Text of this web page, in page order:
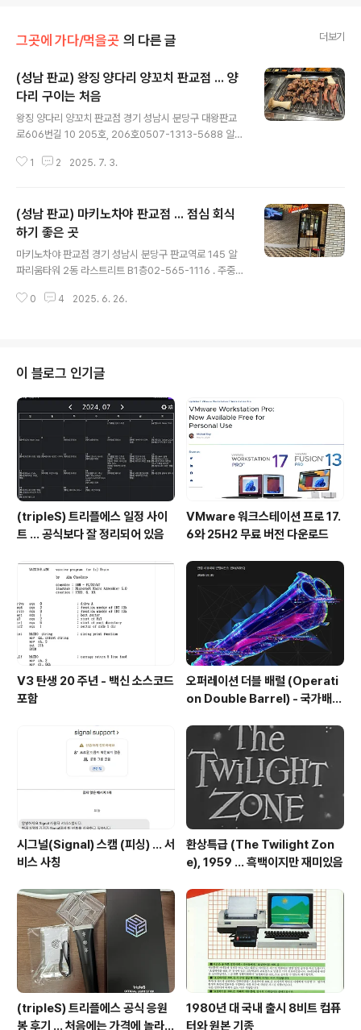
그곳에 가다/먹을곳 의 다른 글 더보기
(성남 판교) 왕징 양다리 양꼬치 판교점 ... 양
다리 구이는 처음
왕징 양다리 양꼬치 판교점 경기 성남시 분당구 대왕판교
로606번길 10 205호, 206호0507-1313-5688 알파
있습니다. 자주 가는 곳 중에 하나는 양우 양꼬치입니다. ht
기 성남시 분당구 대왕판교로 660 유스페이스 B동 1층 1
44호. 0507-1340-2500 https://www.instagram.c
om/yanguyangggoci 회식으로 양우양꼬치에 갔습니
다. (그후에 한 번 더 갔습니다.)판xcoolcat7.tistory.co
사라졌..
1 2 2025. 7. 3.
(성남 판교) 마키노차야 판교점 ... 점심 회식
하기 좋은 곳
마키노차야 판교점 경기 성남시 분당구 판교역로 145 알
파리움타워 2동 라스트리트 B1층02-565-1116 . 주중
: 79,000 원 https://www.makinochaya.co.kr/html/
다.가격이 오르고 요즘은 약간 시들 한 듯 하지만, 회식 장
소로 좋습니다. * 실내 굉장히 넓습니다. * 메뉴 점심 회식
으로 와서 3접시 먹었습니다.(2접시에서 끝내려고 했는
데...)
0 4 2025. 6. 26.
이 블로그 인기글
(tripleS) 트리플에스 일정 사이
트 ... 공식보다 잘 정리되어 있음
VMware 워크스테이션 프로 17.
6와 25H2 무료 버전 다운로드
V3 탄생 20 주년 - 백신 소스코드
포함
오퍼레이션 더블 배럴 (Operati
on Double Barrel) - 국가배후
시그널(Signal) 스캠 (피싱) ... 서
비스 사칭
환상특급 (The Twilight Zon
e), 1959 ... 흑백이지만 재미있음
(tripleS) 트리플에스 공식 응원
봉 후기 ... 처음에는 가격에 놀라고
1980년 대 국내 출시 8비트 컴퓨
터와 원본 기종